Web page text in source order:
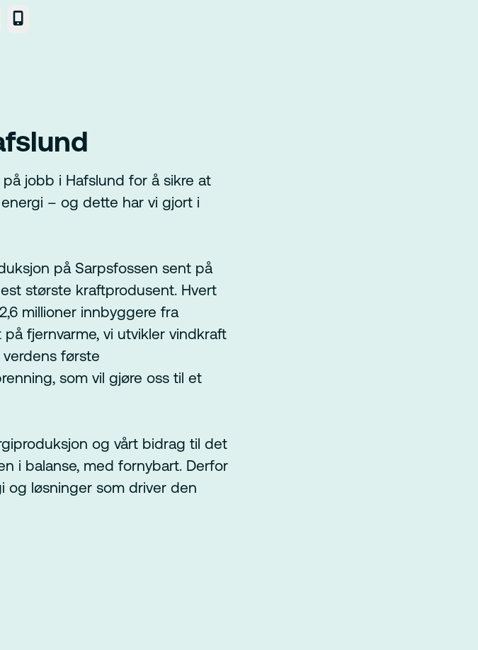
Telefonnummer
jobb i Hafslund for å sikre at
– og dette har vi gjort i
på Sarpsfossen sent på
største kraftprodusent. Hvert
millioner innbyggere fra
fjernvarme, vi utvikler vindkraft
første
som vil gjøre oss til et
og vårt bidrag til det
i balanse, med fornybart. Derfor
og løsninger som driver den